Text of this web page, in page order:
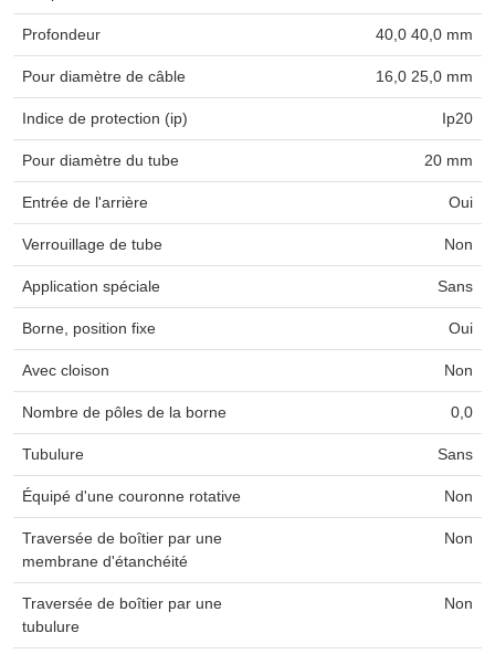
Profondeur 40,0 40,0 mm
Pour diamètre de câble 16,0 25,0 mm
Indice de protection (ip) Ip20
Pour diamètre du tube 20 mm
Entrée de l'arrière Oui
Verrouillage de tube Non
Application spéciale Sans
Borne, position fixe Oui
Avec cloison Non
Nombre de pôles de la borne 0,0
Tubulure Sans
Équipé d'une couronne rotative Non
Traversée de boîtier par une
membrane d'étanchéité
Non
Traversée de boîtier par une
tubulure
Non